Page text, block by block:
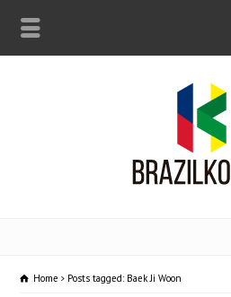
Home Posts tagged: Baek Ji Woon